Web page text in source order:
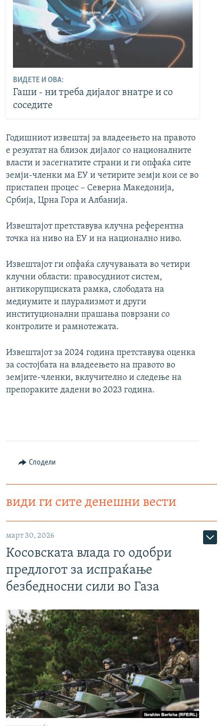
ВИДЕТЕ И ОВА:
Гаши - ни треба дијалог внатре и со
соседите
Годишниот извештај за владеењето на правото
е резултат на близок дијалог со националните
власти и засегнатите страни и ги опфаќа сите
земји-членки ма ЕУ и четирите земји кои се во
пристапен процес – Северна Македонија,
Србија, Црна Гора и Албанија.
Извештајот претставува клучна референтна
точка на ниво на ЕУ и на национално ниво.
Извештајот ги опфаќа случувањата во четири
клучни области: правосудниот систем,
антикорупциската рамка, слободата на
медиумите и плурализмот и други
институционални прашања поврзани со
контролите и рамнотежата.
Извештајот за 2024 година претставува оценка
за состојбата на владеењето на правото во
земјите-членки, вклучително и следење на
препораките дадени во 2023 година.
Сподели
види ги сите денешни вести
март 30, 2026
Косовската влада го одобри
предлогот за испраќање
безбедносни сили во Газа